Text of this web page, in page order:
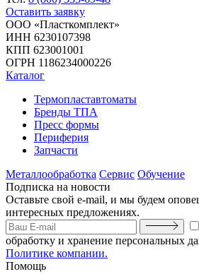
Оставить заявку
ООО «Пласткомплект»
ИНН 6230107398
КПП 623001001
ОГРН 1186234000226
Каталог
Термопластавтоматы
Бренды ТПА
Пресс формы
Периферия
Запчасти
Металлообработка Сервис Обучение
Подписка на новости
Оставьте свой e-mail, и мы будем
интересных предложениях.
обработку и хранение персональных
Политике компании.
Помощь